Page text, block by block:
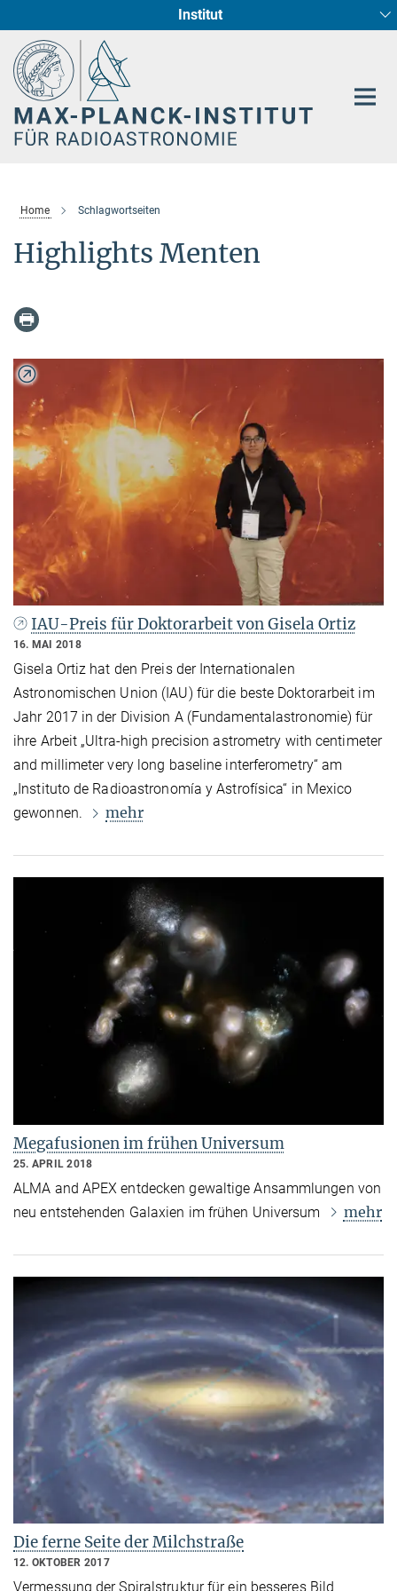
Institut
Radioastronomische Fundamentalphysik
Sternentstehung und Galaxienentwicklung
Home Schlagwortseiten
Highlights Menten
IAU-Preis für Doktorarbeit von Gisela Ortiz
16. MAI 2018
Gisela Ortiz hat den Preis der Internationalen
Astronomischen Union (IAU) für die beste Doktorarbeit im
Jahr 2017 in der Division A (Fundamentalastronomie) für
ihre Arbeit „Ultra-high precision astrometry with centimeter
and millimeter very long baseline interferometry“ am
„Instituto de Radioastronomía y Astrofísica“ in Mexico
gewonnen.
mehr
Megafusionen im frühen Universum
25. APRIL 2018
ALMA and APEX entdecken gewaltige Ansammlungen von
neu entstehenden Galaxien im frühen Universum
mehr
Die ferne Seite der Milchstraße
12. OKTOBER 2017
Vermessung der Spiralstruktur für ein besseres Bild